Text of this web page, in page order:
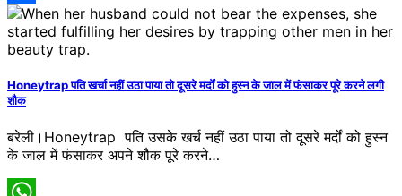
Share
Honeytrap पति खर्चा नहीं उठा पाया तो दूसरे मर्दों को हुस्न के जाल में फंसाकर पूरे करने लगी
शौक
बरेली।Honeytrap पति उसके खर्च नहीं उठा पाया तो दूसरे मर्दों को हुस्न
के जाल में फंसाकर अपने शौक पूरे करने…